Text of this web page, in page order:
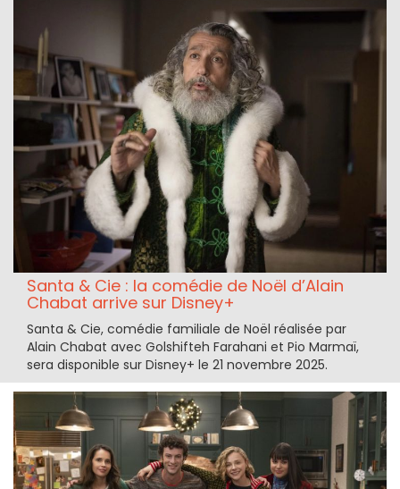
Santa & Cie : la comédie de Noël d’Alain
Chabat arrive sur Disney+
Santa & Cie, comédie familiale de Noël réalisée par
Alain Chabat avec Golshifteh Farahani et Pio Marmaï,
sera disponible sur Disney+ le 21 novembre 2025.